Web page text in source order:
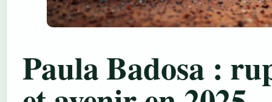
Paula Badosa :